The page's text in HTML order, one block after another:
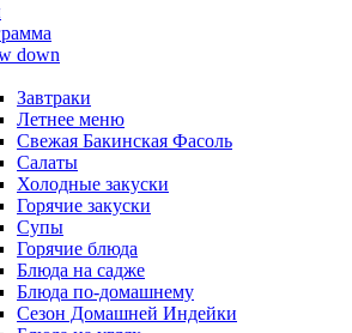
Завтраки
Летнее меню
Свежая Бакинская Фасоль
Салаты
Холодные закуски
Горячие закуски
Супы
Горячие блюда
Блюда на садже
Блюда по-домашнему
Сезон Домашней Индейки